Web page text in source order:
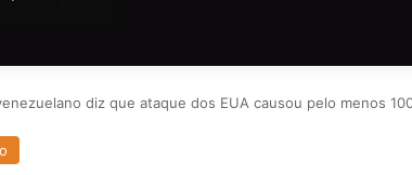
diz que ataque dos EUA causou pelo menos